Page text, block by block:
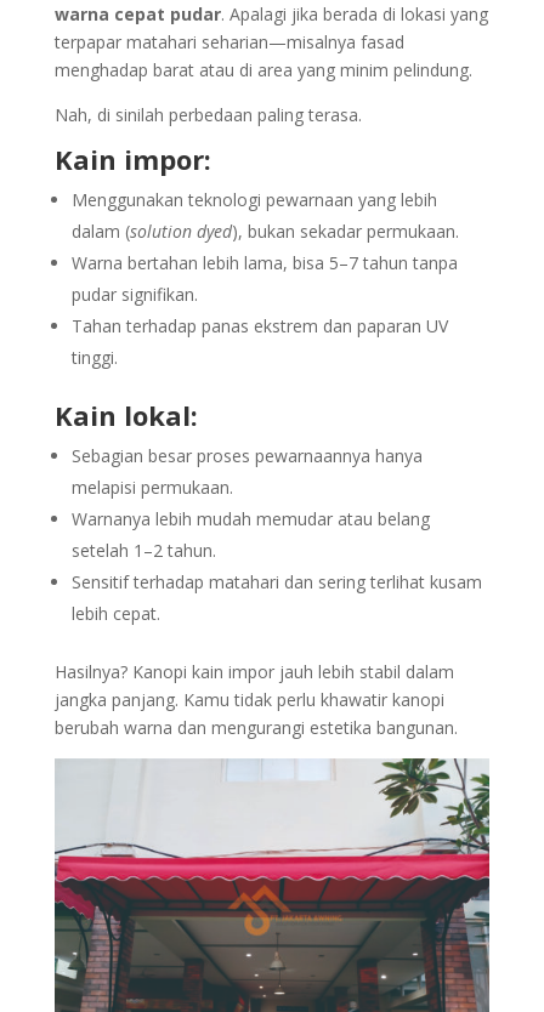
warna cepat pudar. Apalagi jika berada di lokasi yang
terpapar matahari seharian—misalnya fasad
menghadap barat atau di area yang minim pelindung.
Nah, di sinilah perbedaan paling terasa.
Kain impor:
Menggunakan teknologi pewarnaan yang lebih
dalam (solution dyed), bukan sekadar permukaan.
Warna bertahan lebih lama, bisa 5–7 tahun tanpa
pudar signifikan.
Tahan terhadap panas ekstrem dan paparan UV
tinggi.
Kain lokal:
Sebagian besar proses pewarnaannya hanya
melapisi permukaan.
Warnanya lebih mudah memudar atau belang
setelah 1–2 tahun.
Sensitif terhadap matahari dan sering terlihat kusam
lebih cepat.
Hasilnya? Kanopi kain impor jauh lebih stabil dalam
jangka panjang. Kamu tidak perlu khawatir kanopi
berubah warna dan mengurangi estetika bangunan.